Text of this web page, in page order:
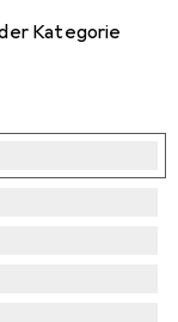
Kategorie